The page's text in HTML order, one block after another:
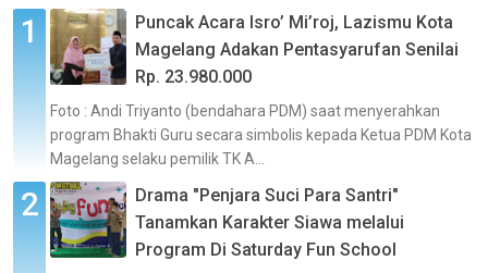
Puncak Acara Isro’ Mi’roj, Lazismu Kota
Magelang Adakan Pentasyarufan Senilai
Rp. 23.980.000
Foto : Andi Triyanto (bendahara PDM) saat menyerahkan
program Bhakti Guru secara simbolis kepada Ketua PDM Kota
Magelang selaku pemilik TK A...
Drama "Penjara Suci Para Santri"
Tanamkan Karakter Siawa melalui
Program Di Saturday Fun School